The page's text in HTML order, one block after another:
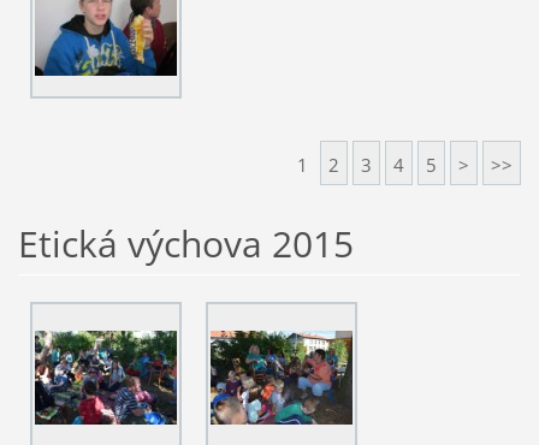
1 2 3 4 5 > >>
Etická výchova 2015